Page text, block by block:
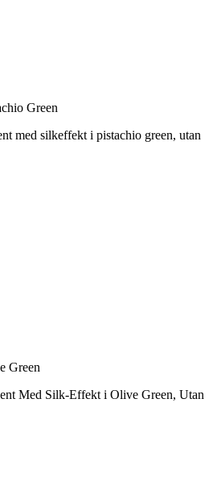
Green
med silkeffekt i pistachio green, utan
Green
Med Silk-Effekt i Olive Green, Utan